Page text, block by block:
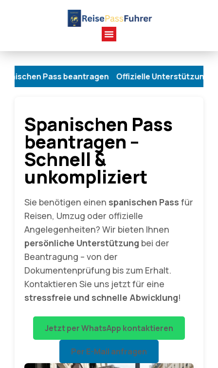
Pass beantragen Offizielle Unterstützung
Spanischen Pass
beantragen –
Schnell &
unkompliziert
Sie benötigen einen spanischen Pass für
Reisen, Umzug oder offizielle
Angelegenheiten? Wir bieten Ihnen
persönliche Unterstützung bei der
Beantragung – von der
Dokumentenprüfung bis zum Erhalt.
Kontaktieren Sie uns jetzt für eine
stressfreie und schnelle Abwicklung!
Jetzt per WhatsApp kontaktieren
Per E-Mail anfragen